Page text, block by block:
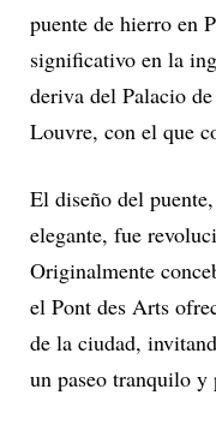
puente de hierro en
significativo en la
deriva del Palacio
Louvre, con el que
El diseño del
elegante, fue
Originalmente
el Pont des Arts
de la ciudad,
un paseo tranquilo y